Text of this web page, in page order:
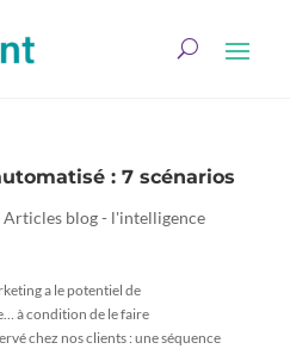
: 7 scénarios
Articles blog - l'intelligence
a le potentiel de
à condition de le faire
chez nos clients : une séquence